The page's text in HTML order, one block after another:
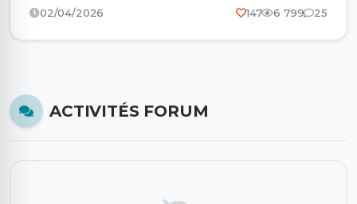
02/04/2026 147 6 799 25
ACTIVITÉS FORUM